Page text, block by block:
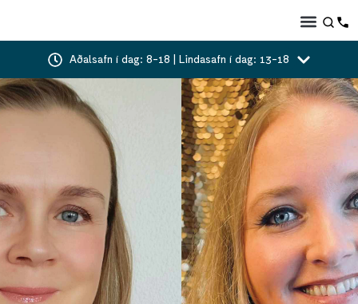
Aðalsafn í dag: 8-18 | Lindasafn í dag: 13-18